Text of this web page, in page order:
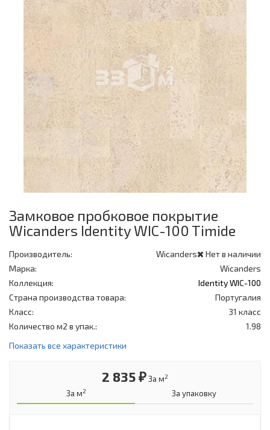
Замковое пробковое покрытие
Wicanders Identity WIC-100 Timide
Нет в наличии
Производитель:
Wicanders
Марка:
Wicanders
Коллекция:
Identity WIC-100
Страна производства товара:
Португалия
Класс:
31 класс
Количество м2 в упак.:
1.98
Показать все характеристики
2 835 ₽За м2
За м2 За упаковку